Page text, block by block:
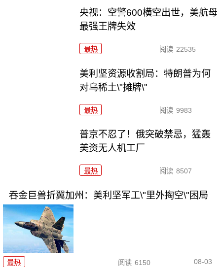
央视：空警600横空出世，美航母
最强王牌失效
最热 阅读 22535
美利坚资源收割局：特朗普为何
对乌稀土\"摊牌\"
最热 阅读 9983
普京不忍了！俄突破禁忌，猛轰
美资无人机工厂
最热 阅读 8507
吞金巨兽折翼加州：美利坚军工\"里外掏空\"困局
最热 阅读 6150 08-03